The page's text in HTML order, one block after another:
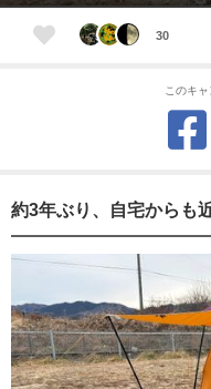
30
このキ
約3年ぶり、自宅からも